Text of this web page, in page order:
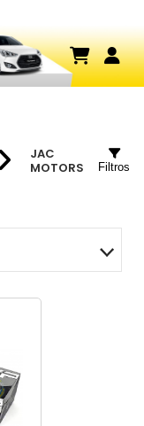
JAC
MOTORS
Filtros